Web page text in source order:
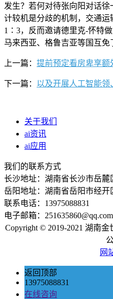
发生？若何对待张向阳对话
计较机是分歧的机制，交通
1∶3，反而邀请德里克-怀特
马来西亚、格鲁吉亚等国互免
上一篇： 提前预定看房卑享额
下一篇： 以及开展人工智能领
关于我们
ai资讯
ai应用
我们的联系方式
长沙地址：湖南省长沙市岳麓
岳阳地址：湖南省岳阳市经开
联系电话：13975088831
电子邮箱：251635860@qq.com
Copyright © 2019-2021 湖南
网
返回顶部
13975088831
在线咨询